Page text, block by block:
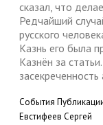
сказал, что
Редчайший
русского
Казнь его была
Казнён за
События
Евстифеев Сергей